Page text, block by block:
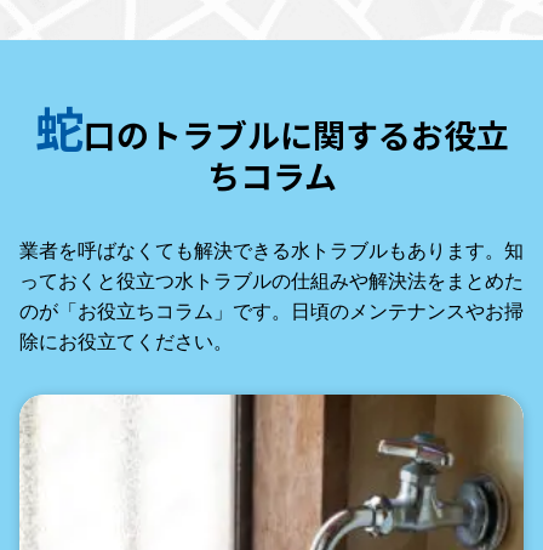
蛇口のトラブルに関するお役立
ちコラム
業者を呼ばなくても解決できる水トラブルもあります。知
っておくと役立つ水トラブルの仕組みや解決法をまとめた
のが「お役立ちコラム」です。日頃のメンテナンスやお掃
除にお役立てください。